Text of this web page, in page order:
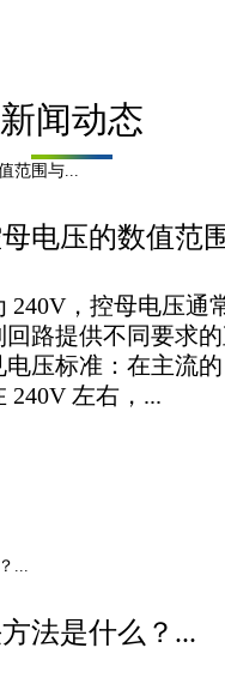
新闻动态
电压的数值范
240V‌，‌控母电压通
路提供不同要求
压标准‌：在主流
240V 左右‌，...
法是什么？...